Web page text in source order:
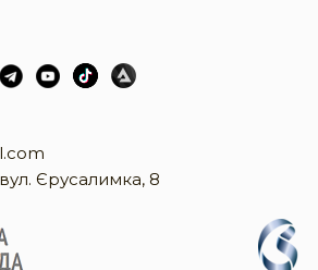
Єрусалимка, 8